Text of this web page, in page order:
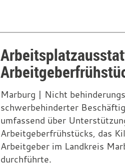
Marburg | Nicht
schwerbehinderter
umfassend über
Arbeitgeberfrühstücks, das
Arbeitgeber im Landkreis
durchführte.